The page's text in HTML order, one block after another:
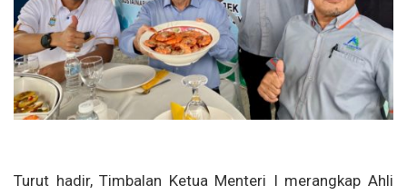
Turut hadir, Timbalan Ketua Menteri I merangkap Ahli